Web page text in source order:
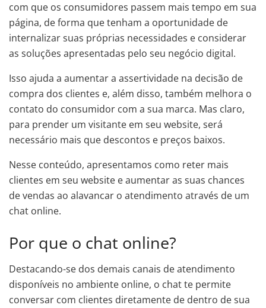
com que os consumidores passem mais tempo em sua
página, de forma que tenham a oportunidade de
internalizar suas próprias necessidades e considerar
as soluções apresentadas pelo seu negócio digital.
Isso ajuda a aumentar a assertividade na decisão de
compra dos clientes e, além disso, também melhora o
contato do consumidor com a sua marca. Mas claro,
para prender um visitante em seu website, será
necessário mais que descontos e preços baixos.
Nesse conteúdo, apresentamos como reter mais
clientes em seu website e aumentar as suas chances
de vendas ao alavancar o atendimento através de um
chat online.
Por que o chat online?
Destacando-se dos demais canais de atendimento
disponíveis no ambiente online, o chat te permite
conversar com clientes diretamente de dentro de sua